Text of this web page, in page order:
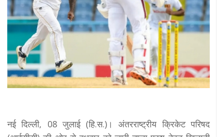
नई दिल्ली, 08 जुलाई (हि.स.)। अंतरराष्ट्रीय क्रिकेट परिषद